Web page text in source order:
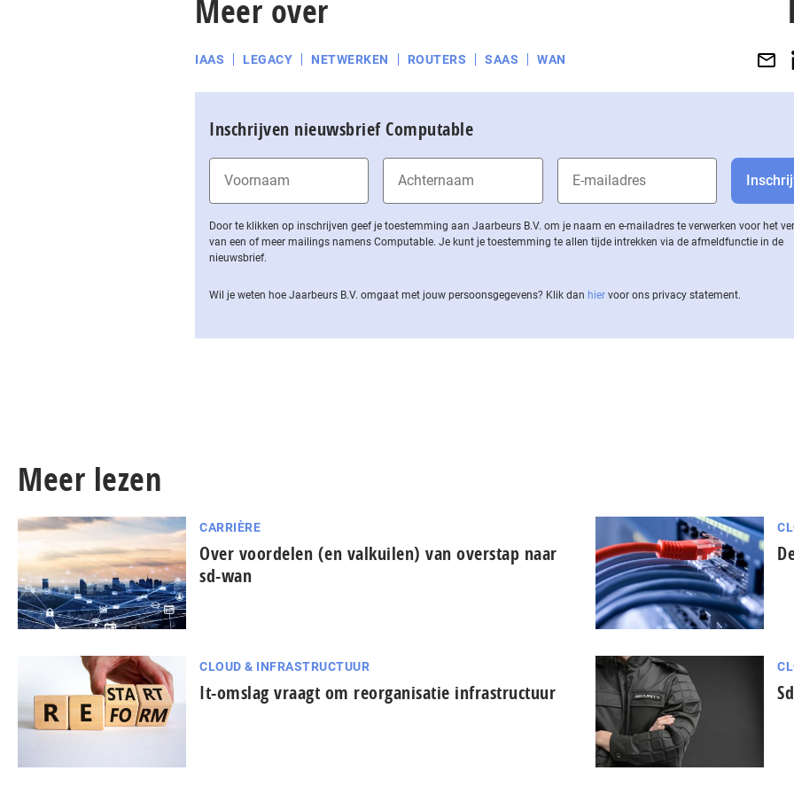
Meer over
IAAS LEGACY NETWERKEN ROUTERS SAAS WAN
Inschrijven nieuwsbrief Computable
Door te klikken op inschrijven geef je toestemming aan Jaarbeurs B.V. om je naam en e-mailadres te verwerken voor het
van een of meer mailings namens Computable. Je kunt je toestemming te allen tijde intrekken via de af­meld­func­tie in de
nieuwsbrief.
Wil je weten hoe Jaarbeurs B.V. omgaat met jouw per­soons­ge­ge­vens? Klik dan hier voor ons privacy statement.
Meer lezen
CARRIÈRE
Over voordelen (en valkuilen) van overstap naar
sd-wan
CLOUD & INFRASTRUCTUUR
It-omslag vraagt om reorganisatie infrastructuur